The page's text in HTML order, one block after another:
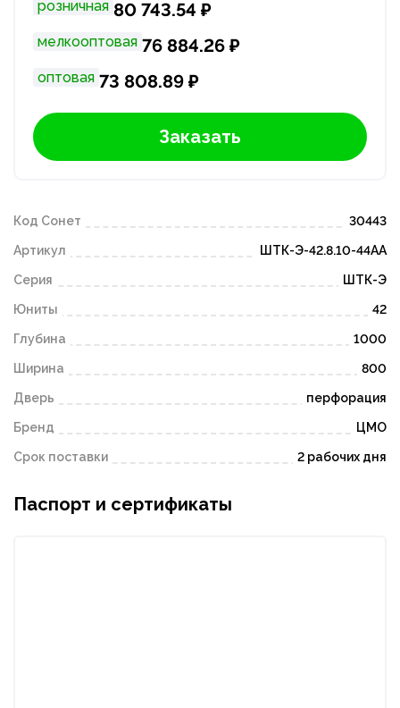
розничная 80 743.54 ₽
мелкооптовая 76 884.26 ₽
оптовая 73 808.89 ₽
Заказать
Код Сонет 30443
Артикул ШТК-Э-42.8.10-44АА
Серия ШТК-Э
Юниты 42
Глубина 1000
Ширина 800
Дверь перфорация
Бренд ЦМО
Срок поставки 2 рабочих дня
Паспорт и сертификаты